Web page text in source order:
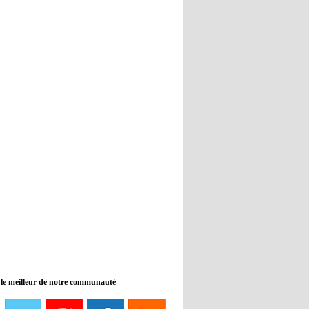
08:21 - 2022/11/08
Liverpool mis en vente par son
meilleur de notre communauté